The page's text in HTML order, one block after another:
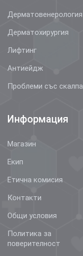
Дерматовенерология
Дерматохирургия
Лифтинг
Антиейдж
Проблеми със скалпа
Информация
Магазин
Екип
Етична комисия
Контакти
Общи условия
Политика за
поверителност